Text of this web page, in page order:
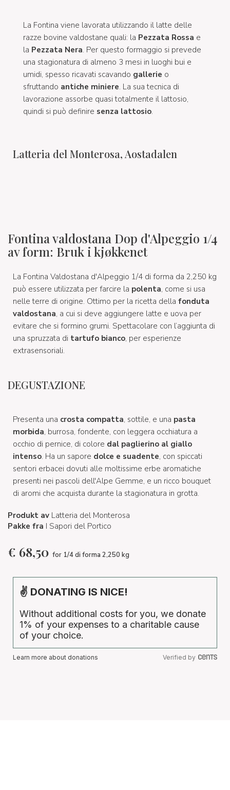
La Fontina viene lavorata utilizzando il latte delle
razze bovine valdostane quali: la Pezzata Rossa e
la Pezzata Nera. Per questo formaggio si prevede
una stagionatura di almeno 3 mesi in luoghi bui e
umidi, spesso ricavati scavando gallerie o
sfruttando antiche miniere. La sua tecnica di
lavorazione assorbe quasi totalmente il lattosio,
quindi si può definire senza lattosio.
Latteria del Monterosa, Aostadalen
Fontina valdostana Dop d'Alpeggio 1/4
av form: Bruk i kjøkkenet
La Fontina Valdostana d'Alpeggio 1/4 di forma da 2,250 kg
può essere utilizzata per farcire la polenta, come si usa
nelle terre di origine. Ottimo per la ricetta della fonduta
valdostana, a cui si deve aggiungere latte e uova per
evitare che si formino grumi. Spettacolare con l’aggiunta di
una spruzzata di tartufo bianco, per esperienze
extrasensoriali.
DEGUSTAZIONE
Presenta una crosta compatta, sottile, e una pasta
morbida, burrosa, fondente, con leggera occhiatura a
occhio di pernice, di colore dal paglierino al giallo
intenso. Ha un sapore dolce e suadente, con spiccati
sentori erbacei dovuti alle moltissime erbe aromatiche
presenti nei pascoli dell'Alpe Gemme, e un ricco bouquet
di aromi che acquista durante la stagionatura in grotta.
Produkt av Latteria del Monterosa
Pakke fra I Sapori del Portico
€ 68,50 for 1/4 di forma 2,250 kg
✌ DONATING IS NICE!
Without additional costs for you, we donate
1% of your expenses to a charitable cause
of your choice.
Learn more about donations Verified by